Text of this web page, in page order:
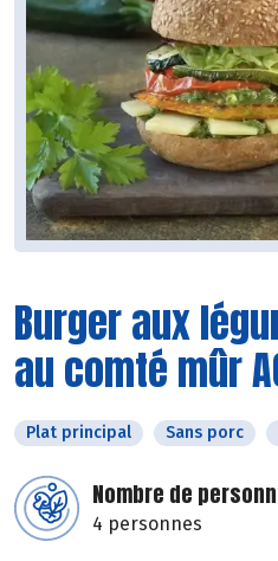
Burger aux
au comté mûr
Plat principal Sans porc
Nombre de
4 personnes